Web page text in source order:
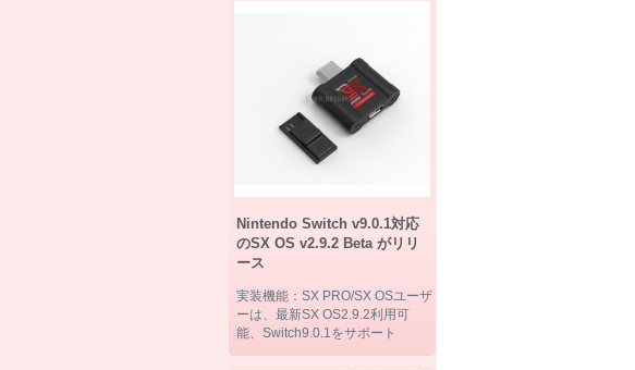
Nintendo Switch v9.0.1対応
のSX OS v2.9.2 Beta がリリ
ース
実装機能：SX PRO/SX OSユーザ
ーは、最新SX OS2.9.2利用可
能、Switch9.0.1をサポート